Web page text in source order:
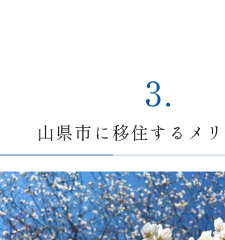
3.
山県市に移住するメ